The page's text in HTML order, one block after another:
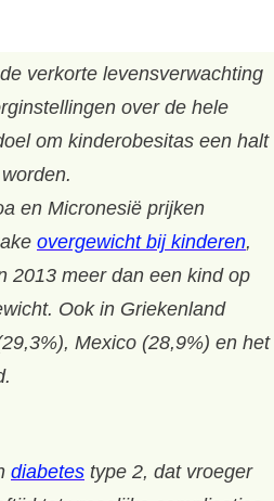
verkorte levensverwachting
over de hele
om kinderobesitas een halt
en Micronesië prijken
overgewicht bij kinderen,
2013 meer dan een kind op
Ook in Griekenland
Mexico (28,9%) en het
diabetes type 2, dat vroeger